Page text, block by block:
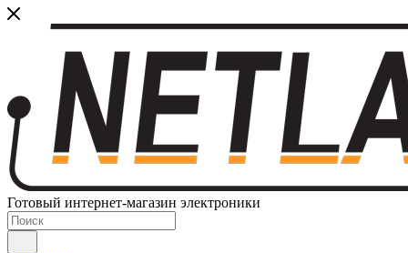
Готовый интернет-магазин электроники